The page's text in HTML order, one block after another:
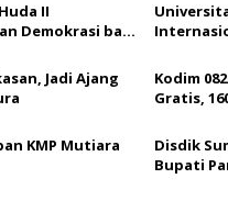
II
Demokrasi bagi
Jadi Ajang
Kodim
Gratis,
KMP Mutiara
Disdik
Bupati